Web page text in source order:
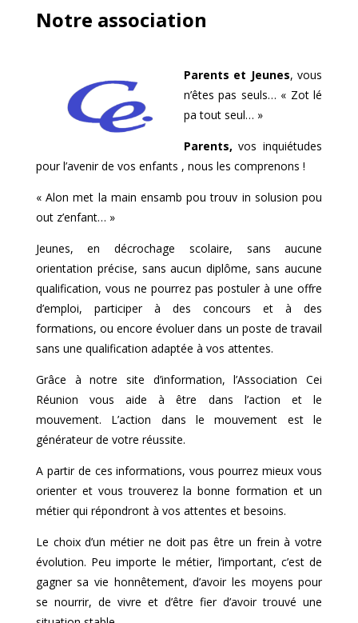
Notre association
Parents et Jeunes, vous
n’êtes pas seuls… « Zot lé
pa tout seul… »
Parents, vos inquiétudes
pour l’avenir de vos enfants , nous les comprenons !
« Alon met la main ensamb pou trouv in solusion pou
out z’enfant… »
Jeunes, en décrochage scolaire, sans aucune
orientation précise, sans aucun diplôme, sans aucune
qualification, vous ne pourrez pas postuler à une offre
d’emploi, participer à des concours et à des
formations, ou encore évoluer dans un poste de travail
sans une qualification adaptée à vos attentes.
Grâce à notre site d’information, l’Association Cei
Réunion vous aide à être dans l’action et le
mouvement. L’action dans le mouvement est le
générateur de votre réussite.
A partir de ces informations, vous pourrez mieux vous
orienter et vous trouverez la bonne formation et un
métier qui répondront à vos attentes et besoins.
Le choix d’un métier ne doit pas être un frein à votre
évolution. Peu importe le métier, l’important, c’est de
gagner sa vie honnêtement, d’avoir les moyens pour
se nourrir, de vivre et d’être fier d’avoir trouvé une